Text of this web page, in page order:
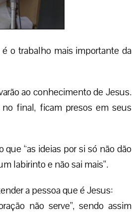
o trabalho mais importante da
ao conhecimento de Jesus.
final, ficam presos em seus
“as ideias por si só não dão
labirinto e não sai mais”.
a pessoa que é Jesus:
não serve”, sendo assim